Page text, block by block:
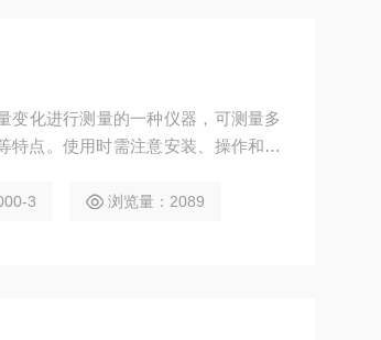
变化进行测量的一种仪器，可测量多
特点。使用时需注意安装、操作和维
3 浏览量：2089